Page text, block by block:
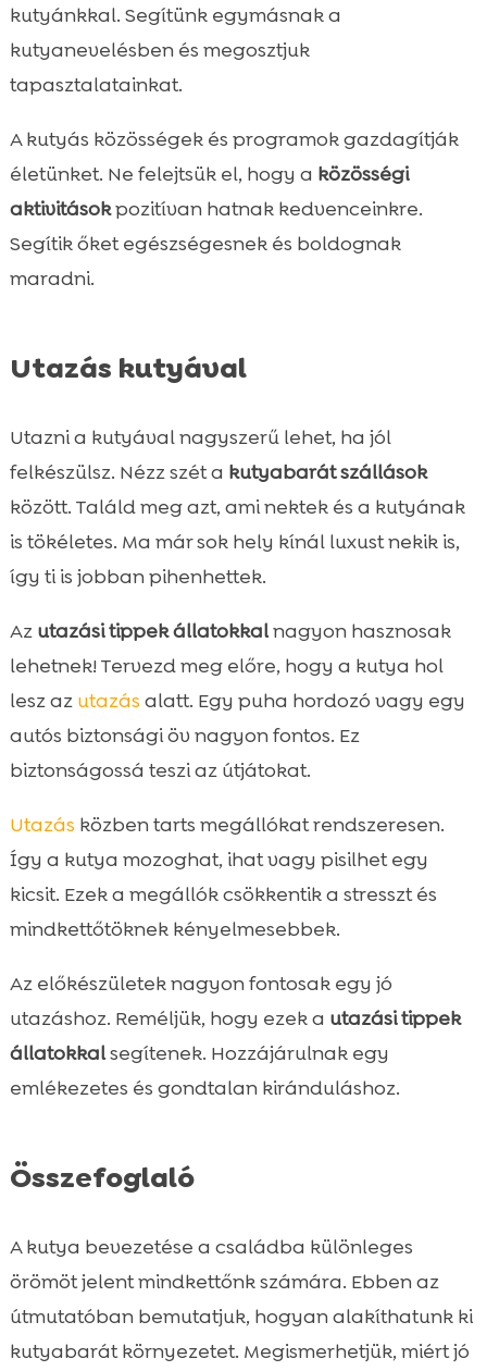
kutyánkkal. Segítünk egymásnak a
kutyanevelésben és megosztjuk
tapasztalatainkat.
A kutyás közösségek és programok gazdagítják
életünket. Ne felejtsük el, hogy a közösségi
aktivitásokpozitívan hatnak kedvenceinkre.
Segítik őket egészségesnek és boldognak
maradni.
Utazás kutyával
Utazni a kutyával nagyszerű lehet, ha jól
felkészülsz. Nézz szét a kutyabarát szállások
között. Találd meg azt, ami nektek és a kutyának
is tökéletes. Ma már sok hely kínál luxust nekik is,
így ti is jobban pihenhettek.
Az utazási tippek állatokkalnagyon hasznosak
lehetnek! Tervezd meg előre, hogy a kutya hol
lesz az utazás alatt. Egy puha hordozó vagy egy
autós biztonsági öv nagyon fontos. Ez
biztonságossá teszi az útjátokat.
Utazás közben tarts megállókat rendszeresen.
Így a kutya mozoghat, ihat vagy pisilhet egy
kicsit. Ezek a megállók csökkentik a stresszt és
mindkettőtöknek kényelmesebbek.
Az előkészületek nagyon fontosak egy jó
utazáshoz. Reméljük, hogy ezek a utazási tippek
állatokkalsegítenek. Hozzájárulnak egy
emlékezetes és gondtalan kiránduláshoz.
Összefoglaló
A kutya bevezetése a családba különleges
örömöt jelent mindkettőnk számára. Ebben az
útmutatóban bemutatjuk, hogyan alakíthatunk ki
kutyabarát környezetet. Megismerhetjük, miért jó